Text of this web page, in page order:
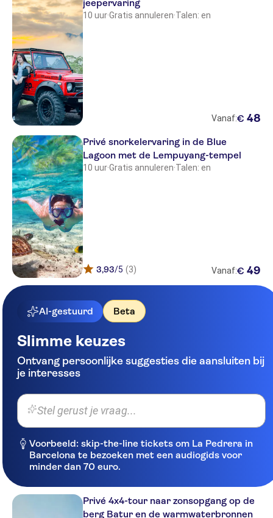
jeepervaring
10 uur·Gratis annuleren·Talen: en
Vanaf:€ 48
Privé snorkelervaring in de Blue
Lagoon met de Lempuyang-tempel
10 uur·Gratis annuleren·Talen: en
3,93/5 (3) Vanaf:€ 49
AI-gestuurd Beta
Slimme keuzes
Ontvang persoonlijke suggesties die aansluiten bij
je interesses
Stel gerust je vraag...
Voorbeeld: skip-the-line tickets om La Pedrera in
Barcelona te bezoeken met een audiogids voor
minder dan 70 euro.
Privé 4x4-tour naar zonsopgang op de
berg Batur en de warmwaterbronnen